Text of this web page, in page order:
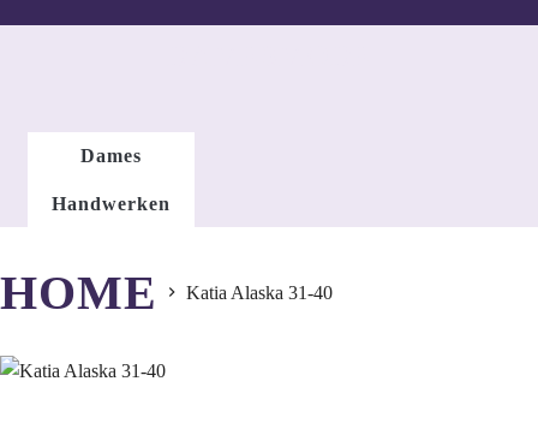
Dames
Handwerken
HOME Katia Alaska 31-40